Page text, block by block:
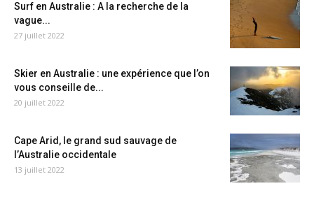
Surf en Australie : A la recherche de la
vague...
27 juillet 2022
Skier en Australie : une expérience que l’on
vous conseille de...
20 juillet 2022
Cape Arid, le grand sud sauvage de
l’Australie occidentale
13 juillet 2022